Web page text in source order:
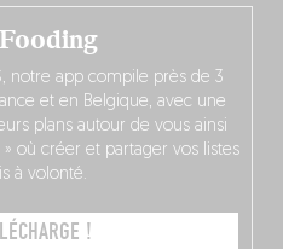
notre app compile près de 3
et en Belgique, avec une
plans autour de vous ainsi
où créer et partager vos listes
à volonté.
!